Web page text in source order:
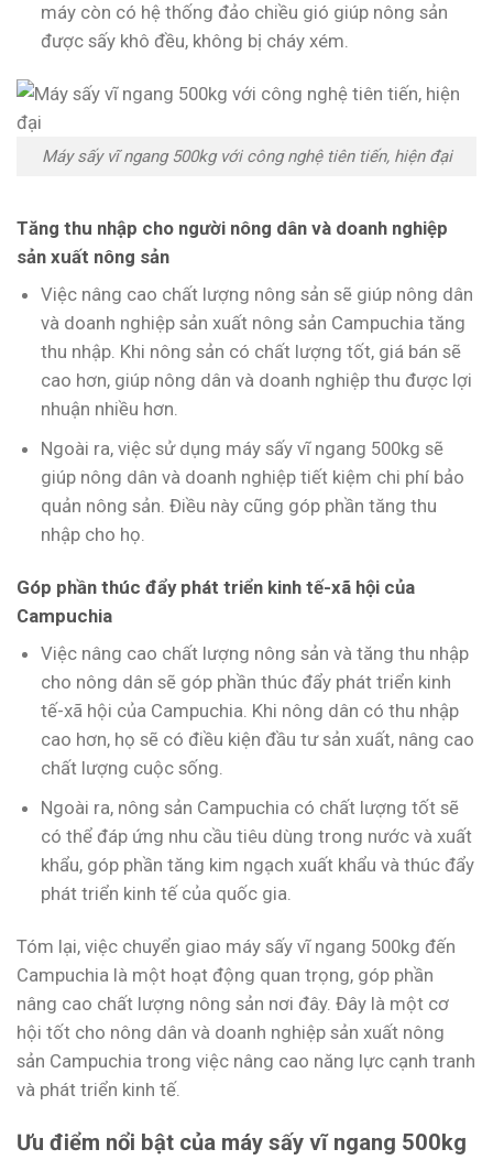
máy còn có hệ thống đảo chiều gió giúp nông sản
được sấy khô đều, không bị cháy xém.
Máy sấy vĩ ngang 500kg với công nghệ tiên tiến, hiện đại
Tăng thu nhập cho người nông dân và doanh nghiệp
sản xuất nông sản
Việc nâng cao chất lượng nông sản sẽ giúp nông dân
và doanh nghiệp sản xuất nông sản Campuchia tăng
thu nhập. Khi nông sản có chất lượng tốt, giá bán sẽ
cao hơn, giúp nông dân và doanh nghiệp thu được lợi
nhuận nhiều hơn.
Ngoài ra, việc sử dụng máy sấy vĩ ngang 500kg sẽ
giúp nông dân và doanh nghiệp tiết kiệm chi phí bảo
quản nông sản. Điều này cũng góp phần tăng thu
nhập cho họ.
Góp phần thúc đẩy phát triển kinh tế-xã hội của
Campuchia
Việc nâng cao chất lượng nông sản và tăng thu nhập
cho nông dân sẽ góp phần thúc đẩy phát triển kinh
tế-xã hội của Campuchia. Khi nông dân có thu nhập
cao hơn, họ sẽ có điều kiện đầu tư sản xuất, nâng cao
chất lượng cuộc sống.
Ngoài ra, nông sản Campuchia có chất lượng tốt sẽ
có thể đáp ứng nhu cầu tiêu dùng trong nước và xuất
khẩu, góp phần tăng kim ngạch xuất khẩu và thúc đẩy
phát triển kinh tế của quốc gia.
Tóm lại, việc chuyển giao máy sấy vĩ ngang 500kg đến
Campuchia là một hoạt động quan trọng, góp phần
nâng cao chất lượng nông sản nơi đây. Đây là một cơ
hội tốt cho nông dân và doanh nghiệp sản xuất nông
sản Campuchia trong việc nâng cao năng lực cạnh tranh
và phát triển kinh tế.
Ưu điểm nổi bật của máy sấy vĩ ngang 500kg